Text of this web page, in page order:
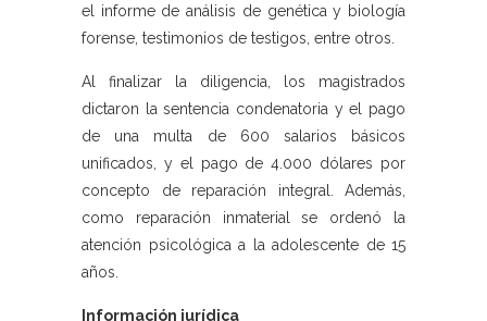
el informe de análisis de genética y biología
forense, testimonios de testigos, entre otros.
Al finalizar la diligencia, los magistrados
dictaron la sentencia condenatoria y el pago
de una multa de 600 salarios básicos
unificados, y el pago de 4.000 dólares por
concepto de reparación integral. Además,
como reparación inmaterial se ordenó la
atención psicológica a la adolescente de 15
años.
Información jurídica